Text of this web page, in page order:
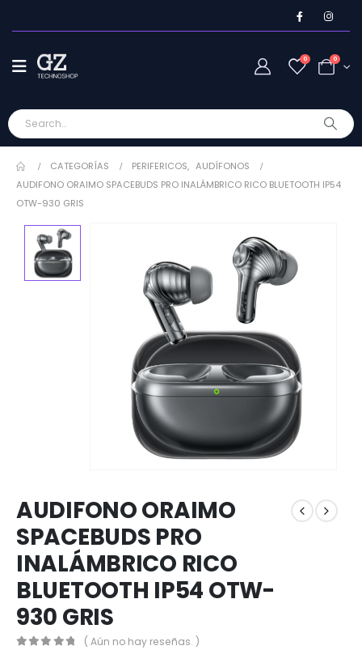
0 0
CATEGORÍAS PERIFERICOS, AUDÍFONOS
AUDIFONO ORAIMO SPACEBUDS PRO INALÁMBRICO RICO BLUETOOTH IP54
OTW-930 GRIS
AUDIFONO ORAIMO
SPACEBUDS PRO
INALÁMBRICO RICO
BLUETOOTH IP54 OTW-
930 GRIS
( Aún no hay reseñas. )